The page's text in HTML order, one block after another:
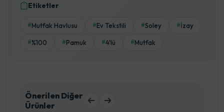
Etiketler
#Mutfak Havlusu #Ev Tekstili #Soley #İzay
#%100 #Pamuk #4'lü #Mutfak
Önerilen Diğer
Ürünler